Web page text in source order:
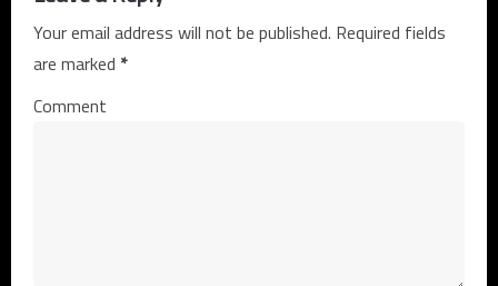
Your email address will not be published. Required fields
are marked *
Comment